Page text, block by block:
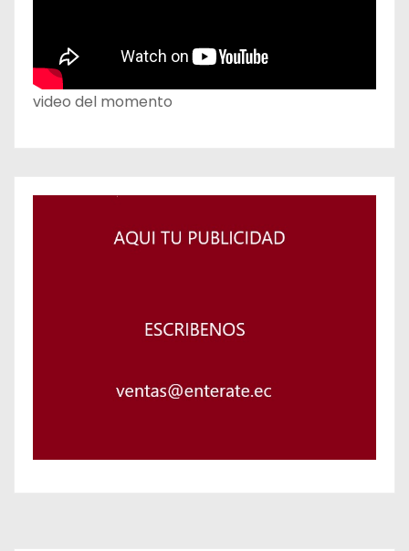
video del momento